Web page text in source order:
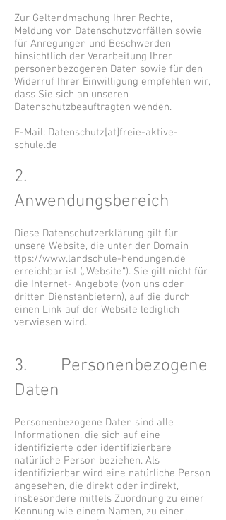
Zur Geltendmachung Ihrer Rechte,
Meldung von Datenschutzvorfällen sowie
für Anregungen und Beschwerden
hinsichtlich der Verarbeitung Ihrer
personenbezogenen Daten sowie für den
Widerruf Ihrer Einwilligung empfehlen wir,
dass Sie sich an unseren
Datenschutzbeauftragten wenden.
E-Mail: Datenschutz[at]freie-aktive-
schule.de
2.
Anwendungsbereich
Diese Datenschutzerklärung gilt für
unsere Website, die unter der Domain
ttps://www.landschule-hendungen.de
erreichbar ist („Website“). Sie gilt nicht für
die Internet- Angebote (von uns oder
dritten Dienstanbietern), auf die durch
einen Link auf der Website lediglich
verwiesen wird.
3. Personenbezogene
Daten
Personenbezogene Daten sind alle
Informationen, die sich auf eine
identifizierte oder identifizierbare
natürliche Person beziehen. Als
identifizierbar wird eine natürliche Person
angesehen, die direkt oder indirekt,
insbesondere mittels Zuordnung zu einer
Kennung wie einem Namen, zu einer